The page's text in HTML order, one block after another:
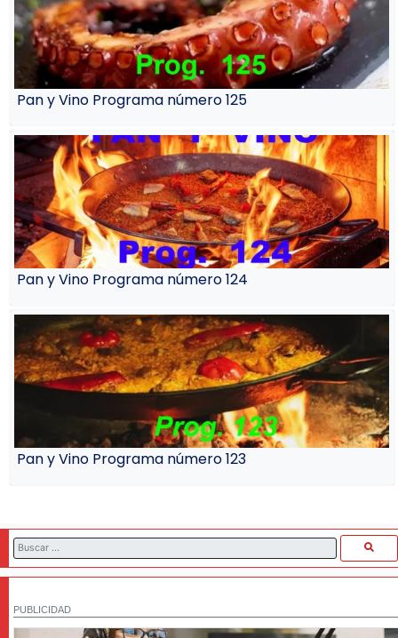
Pan y Vino Programa número 125
Pan y Vino Programa número 124
Pan y Vino Programa número 123
PUBLICIDAD